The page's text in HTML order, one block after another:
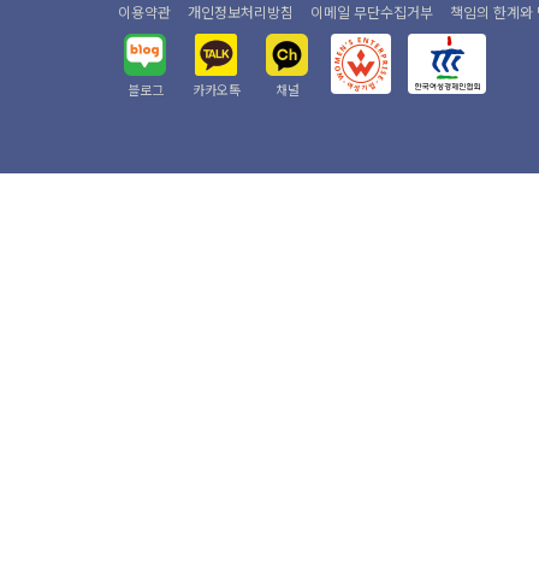
이용약관 개인정보처리방침 이메일 무단수집거부 책임의 한계와
블로그 카카오톡 채널